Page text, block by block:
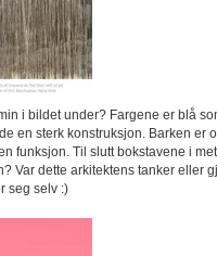
i bildet under? Fargene er blå
en sterk konstruksjon. Barken
funksjon. Til slutt bokstavene i
Var dette arkitektens tanker eller
seg selv :)